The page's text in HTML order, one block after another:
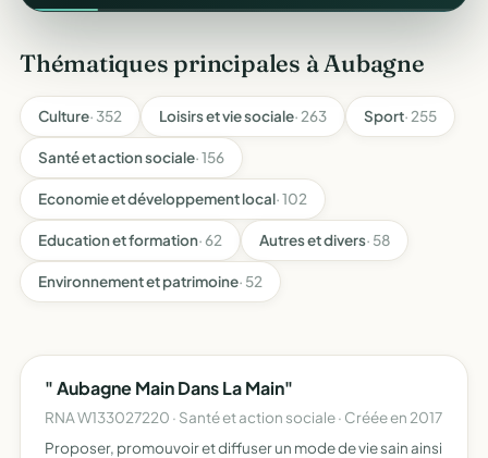
Thématiques principales à Aubagne
Culture· 352 Loisirs et vie sociale· 263 Sport· 255
Santé et action sociale· 156
Economie et développement local· 102
Education et formation· 62 Autres et divers· 58
Environnement et patrimoine· 52
" Aubagne Main Dans La Main"
RNA W133027220 · Santé et action sociale · Créée en 2017
Proposer, promouvoir et diffuser un mode de vie sain ainsi